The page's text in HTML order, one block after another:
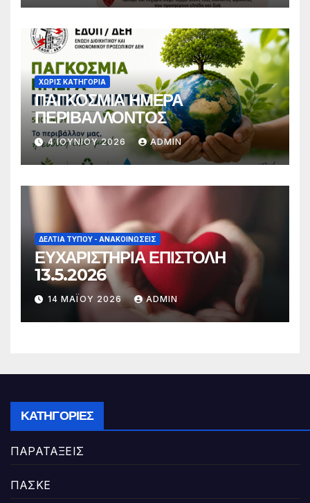
ΧΩΡΊΣ ΚΑΤΗΓΟΡΊΑ
ΠΑΓΚΟΣΜΙΑ ΗΜΕΡΑ
ΠΕΡΙΒΑΛΛΟΝΤΟΣ
4 ΙΟΥΝΊΟΥ 2026 ADMIN
ΔΕΛΤΊΑ ΤΎΠΟΥ - ΑΝΑΚΟΙΝΏΣΕΙΣ
ΕΥΧΑΡΙΣΤΗΡΙΑ ΕΠΙΣΤΟΛΗ
13.5.2026
14 ΜΑΪ́ΟΥ 2026 ADMIN
ΚΑΤΗΓΟΡΊΕΣ
ΠΑΡΑΤΑΞΕΙΣ
ΠΑΣΚΕ